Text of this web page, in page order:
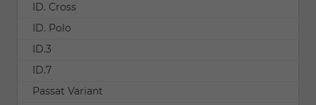
ID. Cross
ID. Polo
ID.3
ID.7
Passat Variant